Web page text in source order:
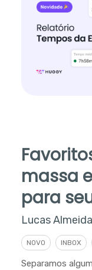
massa
para
Lucas Almeida
NOVO INBOX
Separamos